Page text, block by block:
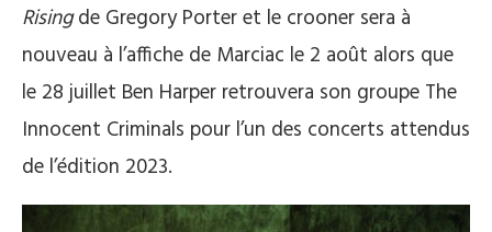
Risingde Gregory Porter et le crooner sera à
nouveau à l’affiche de Marciac le 2 août alors que
le 28 juillet Ben Harper retrouvera son groupe The
Innocent Criminals pour l’un des concerts attendus
de l’édition 2023.